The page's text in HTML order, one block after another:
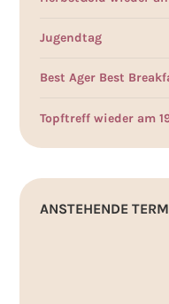
Jugendtag
Best Ager Best
Topftreff wieder am
ANSTEHENDE